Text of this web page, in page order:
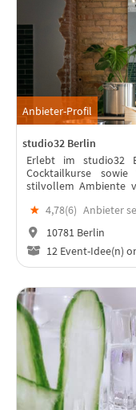
Anbieter-Profil
studio32 Berlin
Erlebt im studio32
Cocktailkurse
stilvollem Ambiente
★ 4,78(6) Anbieter
10781 Berlin
12 Event-Idee(n)